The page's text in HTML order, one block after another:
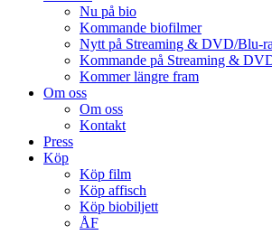
Nu på bio
Kommande biofilmer
Nytt på Streaming & DVD/Blu-
Kommande på Streaming &
Kommer längre fram
Om oss
Om oss
Kontakt
Press
Köp
Köp film
Köp affisch
Köp biobiljett
ÅF